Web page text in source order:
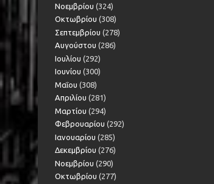
Νοεμβρίου (324)
Οκτωβρίου (308)
Σεπτεμβρίου (278)
Αυγούστου (286)
Ιουλίου (292)
Ιουνίου (300)
Μαΐου (308)
Απριλίου (281)
Μαρτίου (294)
Φεβρουαρίου (292)
Ιανουαρίου (285)
Δεκεμβρίου (276)
Νοεμβρίου (290)
Οκτωβρίου (277)